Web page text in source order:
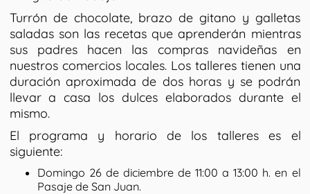
Turrón de chocolate, brazo de gitano y galletas
saladas son las recetas que aprenderán mientras
sus padres hacen las compras navideñas en
nuestros comercios locales. Los talleres tienen una
duración aproximada de dos horas y se podrán
llevar a casa los dulces elaborados durante el
mismo.
El programa y horario de los talleres es el
siguiente:
Domingo 26 de diciembre de 11:00 a 13:00 h. en el
Pasaje de San Juan.